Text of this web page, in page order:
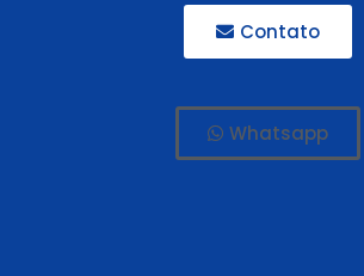
Contato
Whatsapp